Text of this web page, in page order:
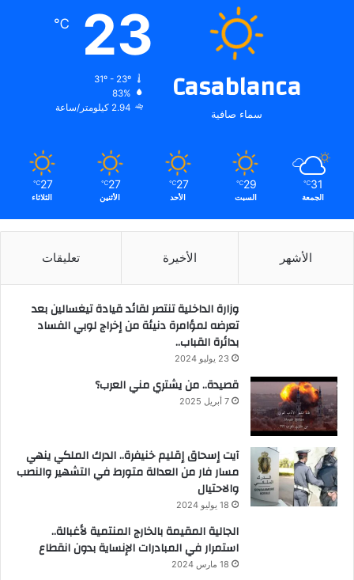
Casablanca
سماء صافية
23
℃
31º - 23º
83%
2.94 كيلومتر/ساعة
31
℃
الجمعة
29
℃
السبت
27
℃
الأحد
27
℃
الأثنين
27
℃
الثلاثاء
الأشهر الأخيرة تعليقات
وزارة الداخلية تنتصر لقائد قيادة تيغسالين بعد
تعرضه لمؤامرة دنيئة من إخراج لوبي الفساد
بدائرة القباب..
23 يوليو 2024
قصيدة.. من يشتري مني العرب؟
7 أبريل 2025
آيت إسحاق إقليم خنيفرة.. الدرك الملكي ينهي
مسار فار من العدالة متورط في التشهير والنصب
والاحتيال
18 يوليو 2024
الجالية المقيمة بالخارج المنتمية لأغبالة..
استمرار في المبادرات الإنساية بدون انقطاع
18 مارس 2024